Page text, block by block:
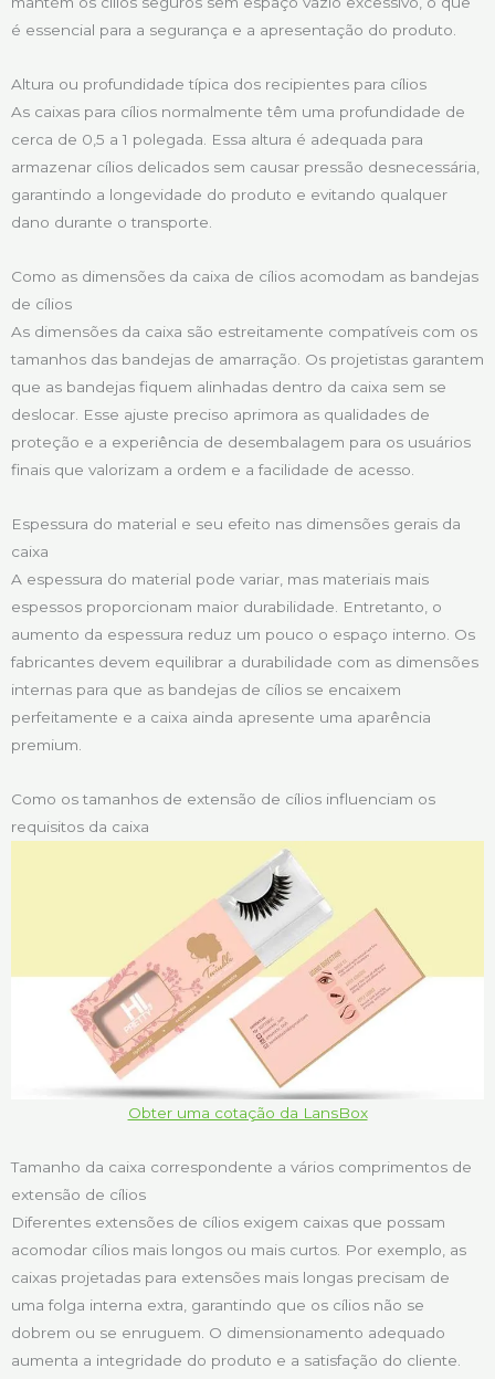
é essencial para a segurança e a apresentação do produto.
Altura ou profundidade típica dos recipientes para cílios
As caixas para cílios normalmente têm uma profundidade de
cerca de 0,5 a 1 polegada. Essa altura é adequada para
armazenar cílios delicados sem causar pressão desnecessária,
garantindo a longevidade do produto e evitando qualquer
dano durante o transporte.
Como as dimensões da caixa de cílios acomodam as bandejas
de cílios
As dimensões da caixa são estreitamente compatíveis com os
tamanhos das bandejas de amarração. Os projetistas garantem
que as bandejas fiquem alinhadas dentro da caixa sem se
deslocar. Esse ajuste preciso aprimora as qualidades de
proteção e a experiência de desembalagem para os usuários
finais que valorizam a ordem e a facilidade de acesso.
Espessura do material e seu efeito nas dimensões gerais da
caixa
A espessura do material pode variar, mas materiais mais
espessos proporcionam maior durabilidade. Entretanto, o
aumento da espessura reduz um pouco o espaço interno. Os
fabricantes devem equilibrar a durabilidade com as dimensões
internas para que as bandejas de cílios se encaixem
perfeitamente e a caixa ainda apresente uma aparência
premium.
Como os tamanhos de extensão de cílios influenciam os
requisitos da caixa
Obter uma cotação da LansBox
Tamanho da caixa correspondente a vários comprimentos de
extensão de cílios
Diferentes extensões de cílios exigem caixas que possam
acomodar cílios mais longos ou mais curtos. Por exemplo, as
caixas projetadas para extensões mais longas precisam de
uma folga interna extra, garantindo que os cílios não se
dobrem ou se enruguem. O dimensionamento adequado
aumenta a integridade do produto e a satisfação do cliente.